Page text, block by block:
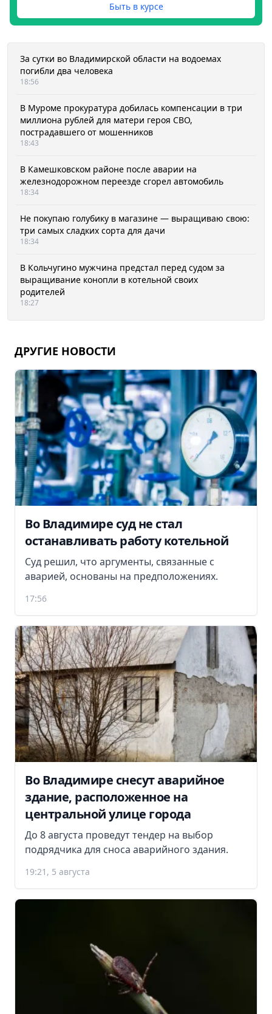
Быть в курсе
За сутки во Владимирской области на водоемах
погибли два человека
18:56
В Муроме прокуратура добилась компенсации в три
миллиона рублей для матери героя СВО,
пострадавшего от мошенников
18:43
В Камешковском районе после аварии на
железнодорожном переезде сгорел автомобиль
18:34
Не покупаю голубику в магазине — выращиваю свою:
три самых сладких сорта для дачи
18:34
В Кольчугино мужчина предстал перед судом за
выращивание конопли в котельной своих
родителей
18:27
ДРУГИЕ НОВОСТИ
Во Владимире суд не стал
останавливать работу котельной
Суд решил, что аргументы, связанные с
аварией, основаны на предположениях.
17:56
Во Владимире снесут аварийное
здание, расположенное на
центральной улице города
До 8 августа проведут тендер на выбор
подрядчика для сноса аварийного здания.
19:21, 5 августа